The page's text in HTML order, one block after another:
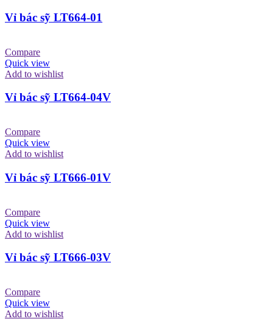
Vỉ bác sỹ LT664-01
Compare
Quick view
Add to wishlist
Vỉ bác sỹ LT664-04V
Compare
Quick view
Add to wishlist
Vỉ bác sỹ LT666-01V
Compare
Quick view
Add to wishlist
Vỉ bác sỹ LT666-03V
Compare
Quick view
Add to wishlist